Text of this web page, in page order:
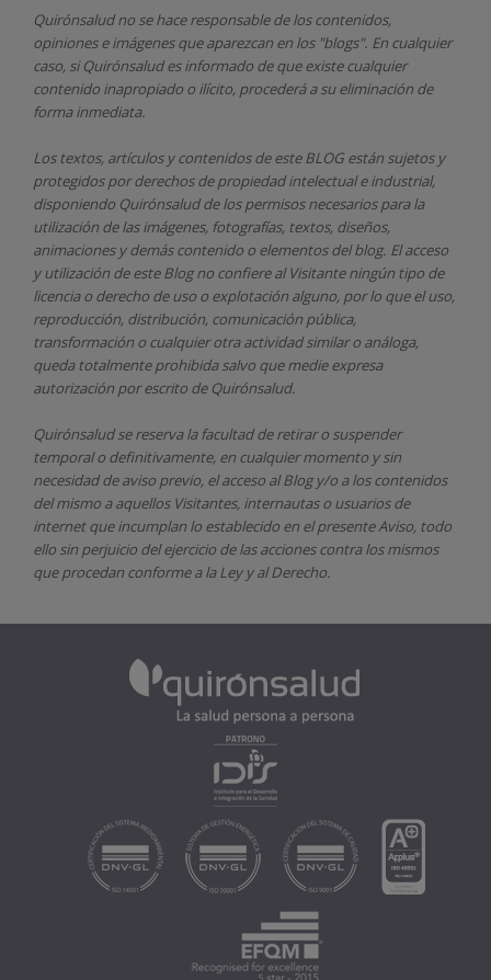
Quirónsaludno se hace responsable de los contenidos,
opiniones e imágenes que aparezcan en los "blogs". En cualquier
caso, si Quirónsaludes informado de que existe cualquier
contenido inapropiado o ilícito, procederá a su eliminación de
forma inmediata.
Los textos, artículos y contenidos de este BLOG están sujetos y
protegidos por derechos de propiedad intelectual e industrial,
disponiendo Quirónsaludde los permisos necesarios para la
utilización de las imágenes, fotografías, textos, diseños,
animaciones y demás contenido o elementos del blog. El acceso
y utilización de este Blog no confiere al Visitante ningún tipo de
licencia o derecho de uso o explotación alguno, por lo que el uso,
reproducción, distribución, comunicación pública,
transformación o cualquier otra actividad similar o análoga,
queda totalmente prohibida salvo que medie expresa
autorización por escrito de Quirónsalud.
Quirónsaludse reserva la facultad de retirar o suspender
temporal o definitivamente, en cualquier momento y sin
necesidad de aviso previo, el acceso al Blog y/o a los contenidos
del mismo a aquellos Visitantes, internautas o usuarios de
internet que incumplan lo establecido en el presente Aviso, todo
ello sin perjuicio del ejercicio de las acciones contra los mismos
que procedan conforme a la Ley y al Derecho.